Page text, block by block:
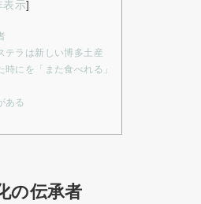
表示]
テラは新しい博多土産
にを「また食べれる」
ある
の伝承者